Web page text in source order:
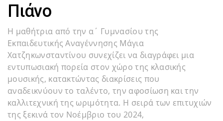
Πιάνο
Η μαθήτρια από την α΄ Γυμνασίου της
Εκπαιδευτικής Αναγέννησης Μάγια
Χατζηκωνσταντίνου συνεχίζει να διαγράφει μια
εντυπωσιακή πορεία στον χώρο της κλασικής
μουσικής, κατακτώντας διακρίσεις που
αναδεικνύουν το ταλέντο, την αφοσίωση και την
καλλιτεχνική της ωριμότητα. Η σειρά των επιτυχιών
της ξεκινά τον Νοέμβριο του 2024,